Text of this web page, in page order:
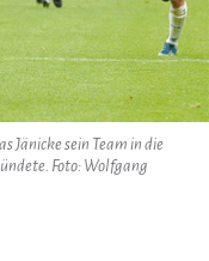
Jänicke sein Team in die
Foto: Wolfgang